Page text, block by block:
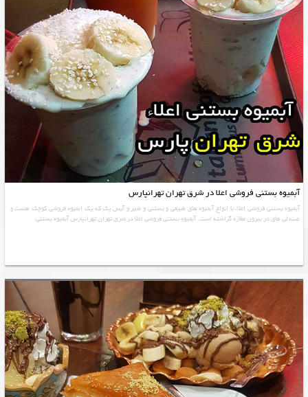
آبمیوه بستنی فروشی اعلا در شرق تهران تهرانپارس
آبمیوه بستنی فروشی اعلاء با انواع آبمیوه های طبیعی و بستنی و شیر و آیس پک که یک ابمیوه فروشی کوچک هست و
صندلی های در بیرون مغازه گزاشته است. آبمیوه بستنی فروشی اعلا در شرق تهران تهرانپارس آبمیوه بستنی